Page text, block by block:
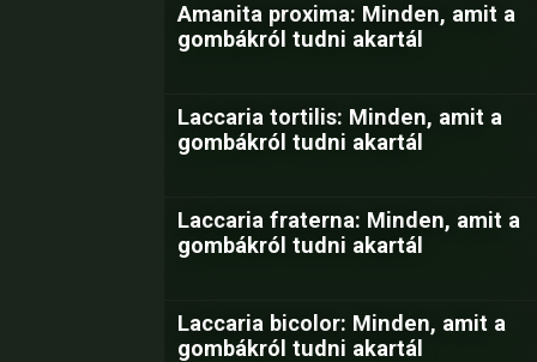
Amanita proxima: Minden, amit a
gombákról tudni akartál
Laccaria tortilis: Minden, amit a
gombákról tudni akartál
Laccaria fraterna: Minden, amit a
gombákról tudni akartál
Laccaria bicolor: Minden, amit a
gombákról tudni akartál